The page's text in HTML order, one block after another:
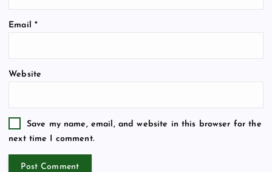
Email *
Website
Save my name, email, and website in this browser for the
next time I comment.